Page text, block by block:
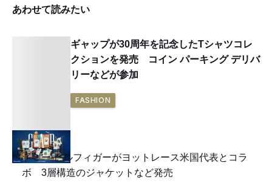
あわせて読みたい
ギャップが30周年を記念したTシャツコレ
クションを発売 コイン パーキング デリバ
リーなどが参加
FASHION
トミー ヒルフィガーがヨットレース米国代表とコラ
ボ 3層構造のジャケットなど発売